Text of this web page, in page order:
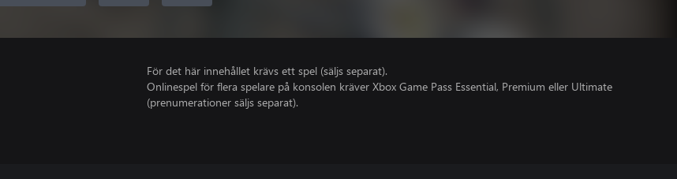
För det här innehållet krävs ett spel (säljs separat).
Onlinespel för flera spelare på konsolen kräver Xbox Game Pass Essential, Premium eller Ultimate
(prenumerationer säljs separat).